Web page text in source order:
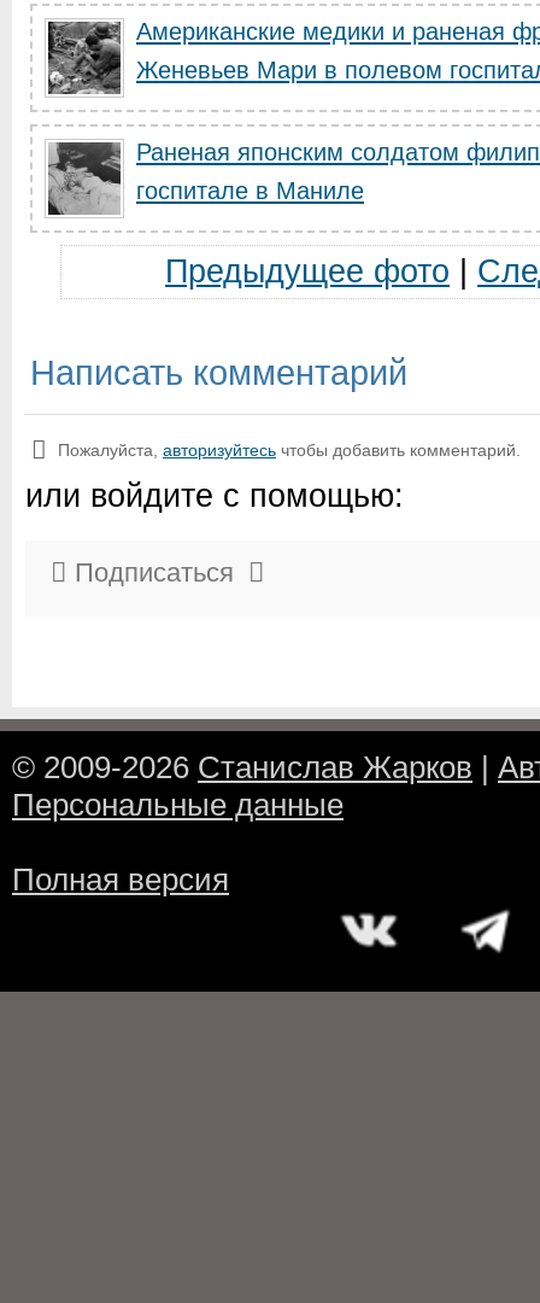
Американские медики и раненая
Женевьев Мари в полевом
Раненая японским солдатом
госпитале в Маниле
Предыдущее фото
Написать комментарий
Пожалуйста, авторизуйтесь чтобы добавить комментарий.
или войдите с помощью:
Подписаться
© 2009-2026 Станислав Жарков |
Персональные данные
Полная версия